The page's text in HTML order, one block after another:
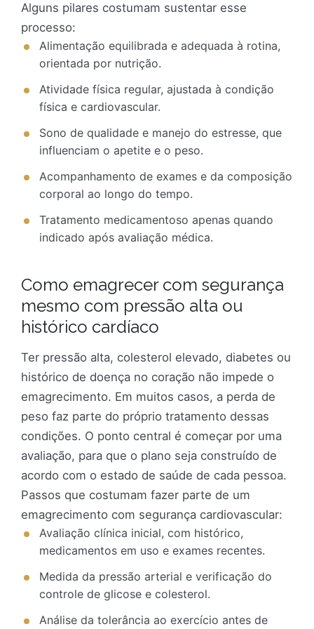
Alguns pilares costumam sustentar esse
processo:
Alimentação equilibrada e adequada à rotina,
orientada por nutrição.
Atividade física regular, ajustada à condição
física e cardiovascular.
Sono de qualidade e manejo do estresse, que
influenciam o apetite e o peso.
Acompanhamento de exames e da composição
corporal ao longo do tempo.
Tratamento medicamentoso apenas quando
indicado após avaliação médica.
Como emagrecer com segurança
mesmo com pressão alta ou
histórico cardíaco
Ter pressão alta, colesterol elevado, diabetes ou
histórico de doença no coração não impede o
emagrecimento. Em muitos casos, a perda de
peso faz parte do próprio tratamento dessas
condições. O ponto central é começar por uma
avaliação, para que o plano seja construído de
acordo com o estado de saúde de cada pessoa.
Passos que costumam fazer parte de um
emagrecimento com segurança cardiovascular:
Avaliação clínica inicial, com histórico,
medicamentos em uso e exames recentes.
Medida da pressão arterial e verificação do
controle de glicose e colesterol.
Análise da tolerância ao exercício antes de